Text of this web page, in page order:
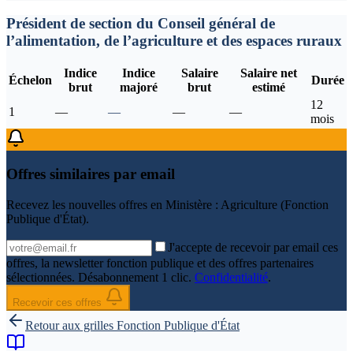
Président de section du Conseil général de
l’alimentation, de l’agriculture et des espaces ruraux
Échelon
Indice
brut
Indice
majoré
Salaire
brut
Salaire net
estimé
Durée
1 — — — —
12
mois
Offres similaires par email
Recevez les nouvelles offres en Ministère : Agriculture (Fonction
Publique d'État).
J'accepte de recevoir par email ces
offres, la newsletter fonction publique et des offres partenaires
sélectionnées. Désabonnement 1 clic. Confidentialité.
Recevoir ces offres
Retour aux grilles Fonction Publique d'État